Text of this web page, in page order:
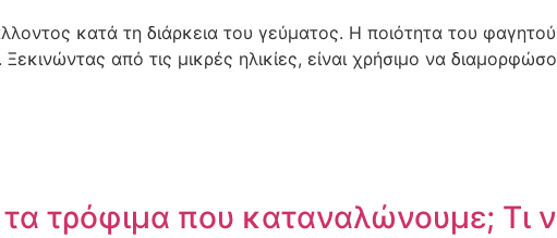
κατά τη διάρκεια του γεύματος. Η ποιότητα του
από τις μικρές ηλικίες, είναι χρήσιμο να
τρόφιμα που καταναλώνουμε; Τι